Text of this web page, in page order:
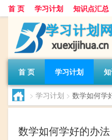
首 页 学习计划 知识点汇总
首 页 学习计划
> 学习计划 > 数学如何学
数学如何学好的办法